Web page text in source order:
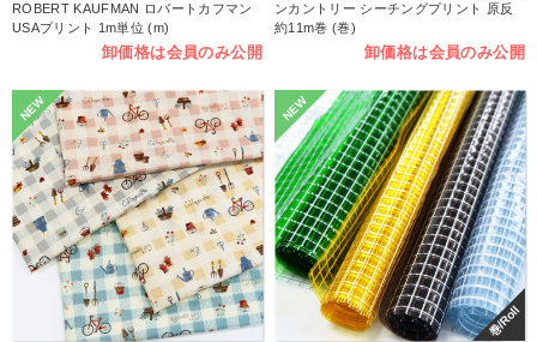
ROBERT KAUFMAN ロバートカフマン
USAプリント 1m単位 (m)
卸価格は会員のみ公開
ンカントリー シーチングプリント 原反
約11m巻 (巻)
卸価格は会員のみ公開
NEW NEW
巻/Roll